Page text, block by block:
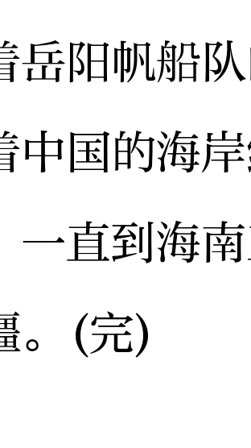
岳阳帆船
中国的海
一直到海
。(完)